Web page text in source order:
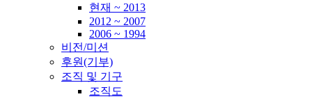
현재 ~ 2013
2012 ~ 2007
2006 ~ 1994
비전/미션
후원(기부)
조직 및 기구
조직도